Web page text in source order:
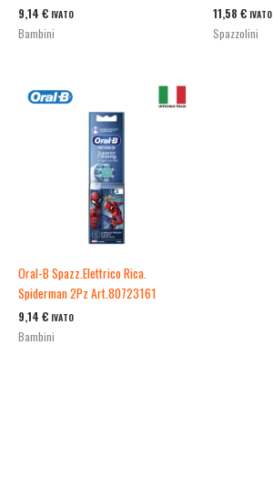
9,14 € IVATO
Bambini
11,58 € IVATO
Spazzolini
Oral-B Spazz.Elettrico Rica.
Spiderman 2Pz Art.80723161
9,14 € IVATO
Bambini